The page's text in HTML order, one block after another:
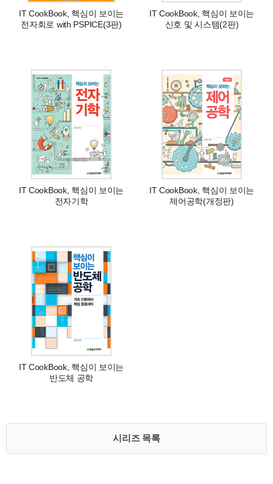
IT CookBook, 핵심이 보이는
전자회로 with PSPICE(3판)
IT CookBook, 핵심이 보이는
신호 및 시스템(2판)
IT CookBook, 핵심이 보이는
전자기학
IT CookBook, 핵심이 보이는
제어공학(개정판)
IT CookBook, 핵심이 보이는
반도체 공학
시리즈 목록